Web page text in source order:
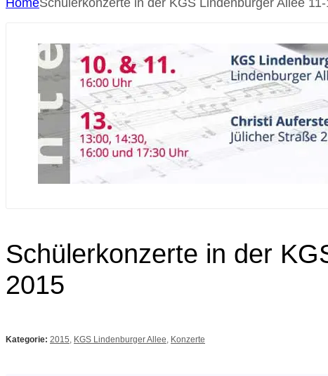
Schülerkonzerte in der
2015
Kategorie: 2015, KGS Lindenburger Allee, Konzerte